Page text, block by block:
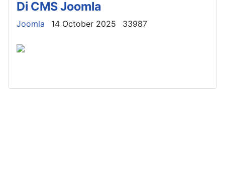
Di CMS Joomla
Details
Joomla 14 October 2025 33987